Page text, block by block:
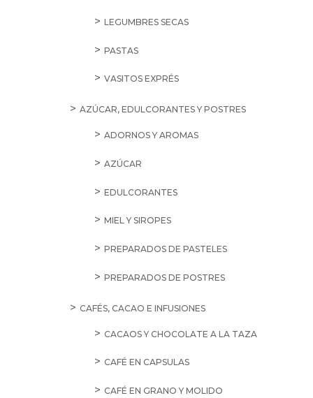
LEGUMBRES SECAS
PASTAS
VASITOS EXPRÉS
AZÚCAR, EDULCORANTES Y POSTRES
ADORNOS Y AROMAS
AZÚCAR
EDULCORANTES
MIEL Y SIROPES
PREPARADOS DE PASTELES
PREPARADOS DE POSTRES
CAFÉS, CACAO E INFUSIONES
CACAOS Y CHOCOLATE A LA TAZA
CAFÉ EN CAPSULAS
CAFÉ EN GRANO Y MOLIDO